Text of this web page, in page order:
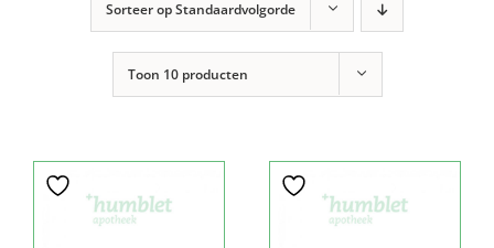
Sorteer opStandaardvolgorde
Toon 10 producten